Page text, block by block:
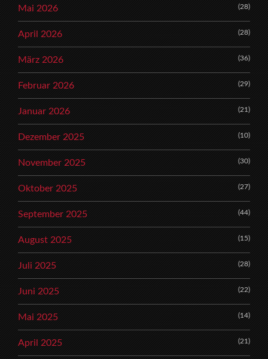
Mai 2026 (28)
April 2026 (28)
März 2026 (36)
Februar 2026 (29)
Januar 2026 (21)
Dezember 2025 (10)
November 2025 (30)
Oktober 2025 (27)
September 2025 (44)
August 2025 (15)
Juli 2025 (28)
Juni 2025 (22)
Mai 2025 (14)
April 2025 (21)